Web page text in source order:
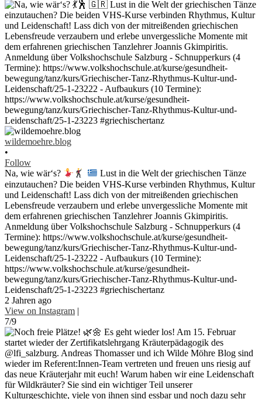
wildemoehre.blog
•
Follow
Na, wie wär‘s?
Lust in die Welt der griechischen Tänze
einzutauchen? Die beiden VHS-Kurse verbinden Rhythmus, Kultur
und Leidenschaft! Lass dich von der mitreißenden griechischen
Lebensfreude verzaubern und erlebe unvergessliche Momente mit
dem erfahrenen griechischen Tanzlehrer Joannis Gkimpiritis.
Anmeldung über Volkshochschule Salzburg - Schnupperkurs (4
Termine): https://www.volkshochschule.at/kurse/gesundheit-
bewegung/tanz/kurs/Griechischer-Tanz-Rhythmus-Kultur-und-
Leidenschaft/25-1-23222 - Aufbaukurs (10 Termine):
https://www.volkshochschule.at/kurse/gesundheit-
bewegung/tanz/kurs/Griechischer-Tanz-Rhythmus-Kultur-und-
Leidenschaft/25-1-23223 #griechischertanz
2 Jahren ago
View on Instagram |
7/9